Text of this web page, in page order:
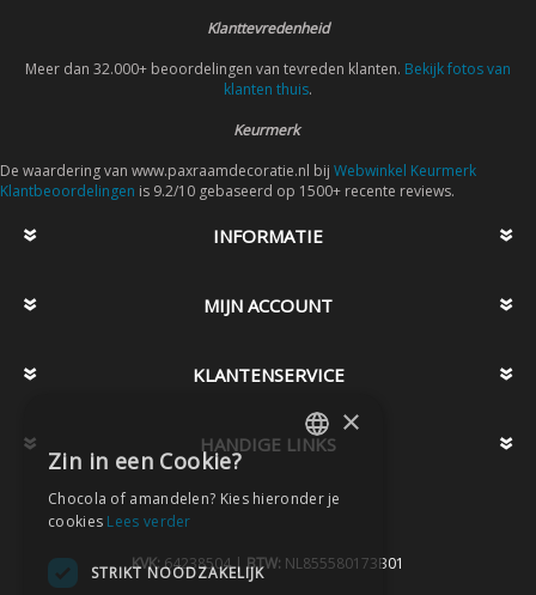
Klanttevredenheid
Meer dan 32.000+ beoordelingen van tevreden klanten. Bekijk fotos van
klanten thuis.
Keurmerk
De waardering van www.paxraamdecoratie.nl bij Webwinkel Keurmerk
Klantbeoordelingen is 9.2/10 gebaseerd op 1500+ recente reviews.
INFORMATIE
MIJN ACCOUNT
KLANTENSERVICE
HANDIGE LINKS
KVK:64238504 | BTW: NL855580173B01
DUTCH
×
Zin in een Cookie?
Chocola of amandelen? Kies hieronder je
cookies Lees verder
STRIKT NOODZAKELIJK